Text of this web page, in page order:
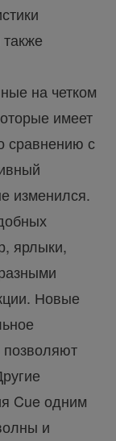
на четком
имеет
сравнению с
изменился.
ярлыки,
Новые
Cue одним
и